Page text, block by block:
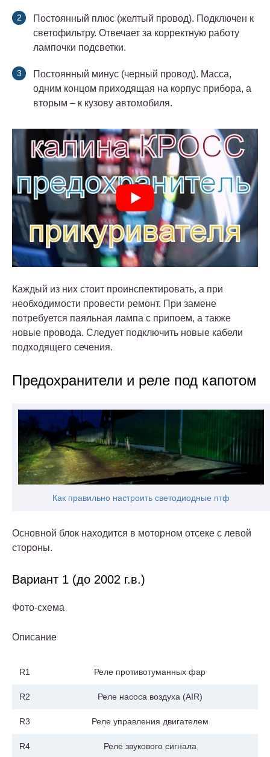
Постоянный плюс (желтый провод). Подключен к
светофильтру. Отвечает за корректную работу
лампочки подсветки.
Постоянный минус (черный провод). Масса,
одним концом приходящая на корпус прибора, а
вторым – к кузову автомобиля.
Каждый из них стоит проинспектировать, а при
необходимости провести ремонт. При замене
потребуется паяльная лампа с припоем, а также
новые провода. Следует подключить новые кабели
подходящего сечения.
Предохранители и реле под капотом
Как правильно настроить светодиодные птф
Основной блок находится в моторном отсеке с левой
стороны.
Вариант 1 (до 2002 г.в.)
Фото-схема
Описание
R1 Реле противотуманных фар
R2 Реле насоса воздуха (AIR)
R3 Реле управления двигателем
R4 Реле звукового сигнала